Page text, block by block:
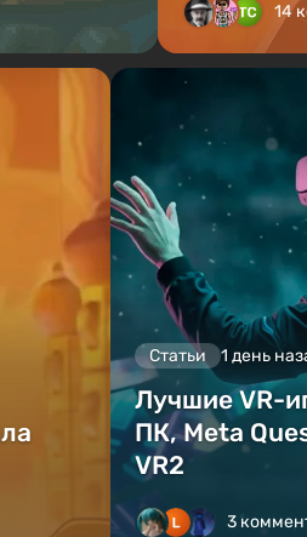
14
Статьи 1 день
Лучшие VR-
ПК, Meta
VR2
3